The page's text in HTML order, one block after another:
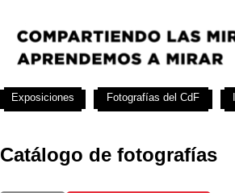
Catálogo de fotografías
Exposiciones Fotografías del CdF